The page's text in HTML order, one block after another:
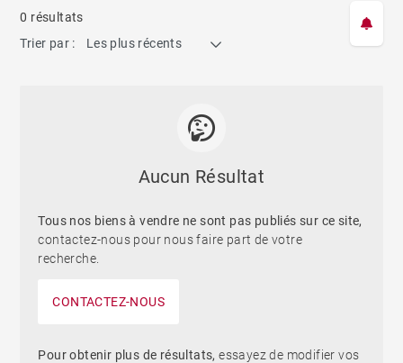
0 résultats
Trier par :
Les plus récents
Aucun Résultat
Tous nos biens à vendre ne sont pas publiés sur ce site,
contactez-nous pour nous faire part de votre
recherche.
CONTACTEZ-NOUS
Pour obtenir plus de résultats,essayez de modifier vos